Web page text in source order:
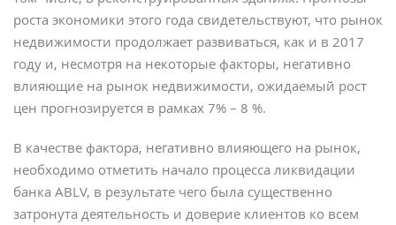
роста экономики этого года свидетельствуют, что рынок
недвижимости продолжает развиваться, как и в 2017
году и, несмотря на некоторые факторы, негативно
влияющие на рынок недвижимости, ожидаемый рост
цен прогнозируется в рамках 7% – 8 %.
В качестве фактора, негативно влияющего на рынок,
необходимо отметить начало процесса ликвидации
банка ABLV, в результате чего была существенно
затронута деятельность и доверие клиентов ко всем